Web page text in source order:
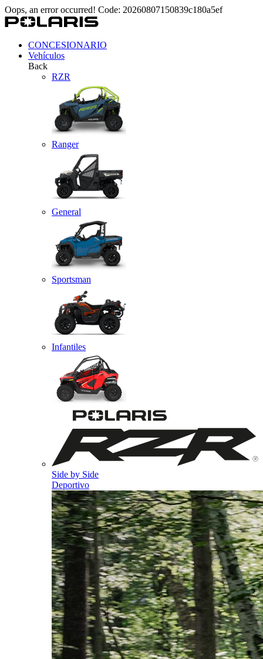
Oops, an error occurred! Code: 20260807150839c180a5ef
CONCESIONARIO
Vehículos
Back
RZR
Ranger
General
Sportsman
Infantiles
Side by Side
Deportivo